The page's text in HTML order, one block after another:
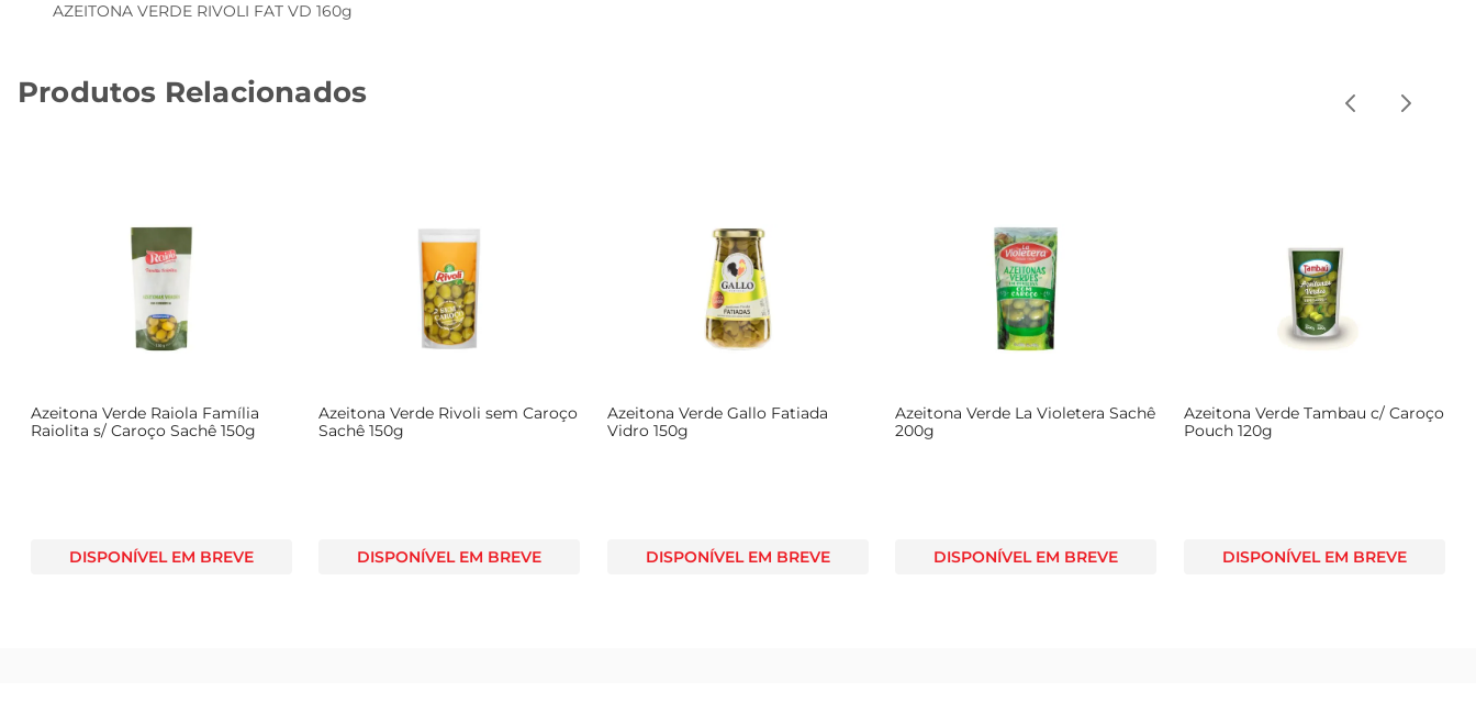
AZEITONA VERDE RIVOLI FAT VD 160g
Produtos Relacionados
Azeitona Verde Raiola Família
Raiolita s/ Caroço Sachê 150g
DISPONÍVEL EM BREVE
Azeitona Verde Rivoli sem Caroço
Sachê 150g
DISPONÍVEL EM BREVE
Azeitona Verde Gallo Fatiada
Vidro 150g
DISPONÍVEL EM BREVE
Azeitona Verde La Violetera Sachê
200g
DISPONÍVEL EM BREVE
Azeitona Verde Tambau c/ Caroço
Pouch 120g
DISPONÍVEL EM BREVE